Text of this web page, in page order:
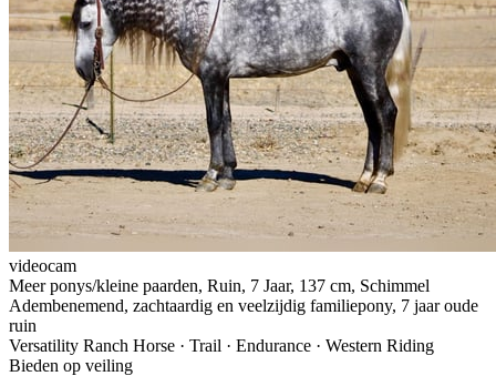
videocam
Meer ponys/kleine paarden, Ruin, 7 Jaar, 137 cm, Schimmel
Adembenemend, zachtaardig en veelzijdig familiepony, 7 jaar oude
ruin
Versatility Ranch Horse · Trail · Endurance · Western Riding
Bieden op veiling